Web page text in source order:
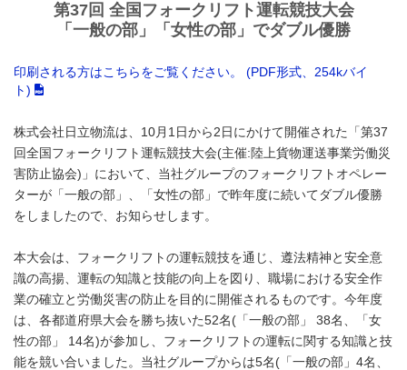
第37回 全国フォークリフト運転競技大会
「一般の部」「女性の部」でダブル優勝
印刷される方はこちらをご覧ください。 (PDF形式、254kバイ
ト)
株式会社日立物流は、10月1日から2日にかけて開催された「第37
回全国フォークリフト運転競技大会(主催:陸上貨物運送事業労働災
害防止協会)」において、当社グループのフォークリフトオペレー
ターが「一般の部」、「女性の部」で昨年度に続いてダブル優勝
をしましたので、お知らせします。
本大会は、フォークリフトの運転競技を通じ、遵法精神と安全意
識の高揚、運転の知識と技能の向上を図り、職場における安全作
業の確立と労働災害の防止を目的に開催されるものです。今年度
は、各都道府県大会を勝ち抜いた52名(「一般の部」 38名、「女
性の部」 14名)が参加し、フォークリフトの運転に関する知識と技
能を競い合いました。当社グループからは5名(「一般の部」4名、